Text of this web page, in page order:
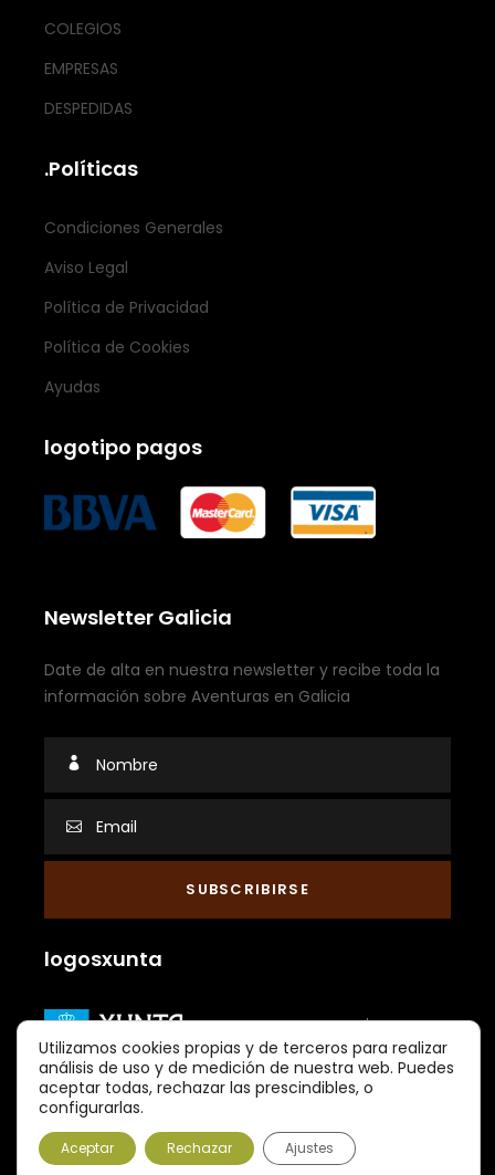
COLEGIOS
EMPRESAS
DESPEDIDAS
.Políticas
Condiciones Generales
Aviso Legal
Política de Privacidad
Política de Cookies
Ayudas
logotipo pagos
Newsletter Galicia
Date de alta en nuestra newsletter y recibe toda la
información sobre Aventuras en Galicia
logosxunta
Utilizamos cookies propias y de terceros para realizar
análisis de uso y de medición de nuestra web. Puedes
aceptar todas, rechazar las prescindibles, o
configurarlas.
Aceptar Rechazar Ajustes